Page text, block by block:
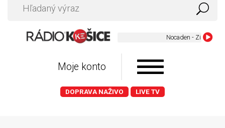
Moje konto
DOPRAVA NAŽIVO LIVE TV